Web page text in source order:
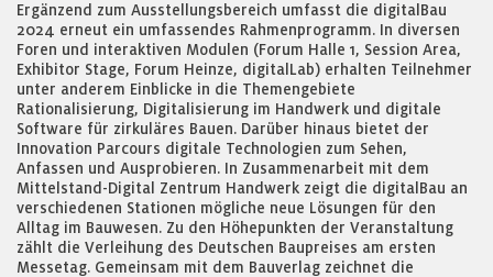
Ergänzend zum Ausstellungsbereich umfasst die digitalBau
2024 erneut ein umfassendes Rahmenprogramm. In diversen
Foren und interaktiven Modulen (Forum Halle 1, Session Area,
Exhibitor Stage, Forum Heinze, digitalLab) erhalten Teilnehmer
unter anderem Einblicke in die Themengebiete
Rationalisierung, Digitalisierung im Handwerk und digitale
Software für zirkuläres Bauen. Darüber hinaus bietet der
Innovation Parcours digitale Technologien zum Sehen,
Anfassen und Ausprobieren. In Zusammenarbeit mit dem
Mittelstand-Digital Zentrum Handwerk zeigt die digitalBau an
verschiedenen Stationen mögliche neue Lösungen für den
Alltag im Bauwesen. Zu den Höhepunkten der Veranstaltung
zählt die Verleihung des Deutschen Baupreises am ersten
Messetag. Gemeinsam mit dem Bauverlag zeichnet die